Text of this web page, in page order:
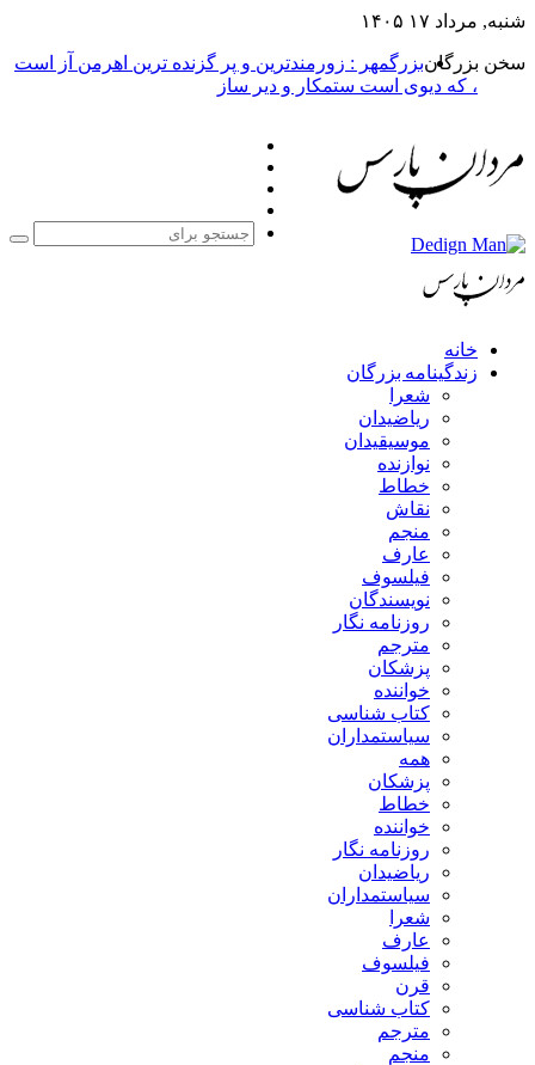
شنبه, مرداد ۱۷ ۱۴۰۵
سخن بزرگانبزرگمهر : زورمندترین و پر گزنده ترین اهرمن آز است
، که دیوی است ستمکار و دیر ساز
خانه
زندگینامه بزرگان
شعرا
ریاضیدان
موسیقیدان
نوازنده
خطاط
نقاش
منجم
عارف
فیلسوف
نویسندگان
روزنامه نگار
مترجم
پزشکان
خواننده
کتاب شناسی
سیاستمداران
همه
پزشکان
خطاط
خواننده
روزنامه نگار
ریاضیدان
سیاستمداران
شعرا
عارف
فیلسوف
قرن
کتاب شناسی
مترجم
منجم